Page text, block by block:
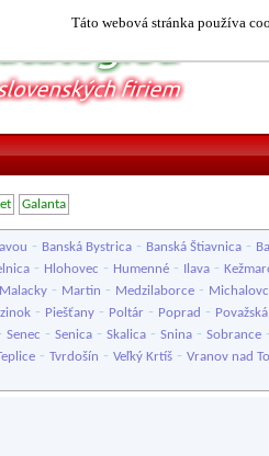
Táto webová stránka používa
Galanta
- Banská Bystrica - Banská Štiavnica -
- Hlohovec - Humenné - Ilava -
Malacky - Martin - Medzilaborce -
- Piešťany - Poltár - Poprad -
Senec - Senica - Skalica - Snina - Sobrance -
- Tvrdošín - Veľký Krtíš - Vranov nad